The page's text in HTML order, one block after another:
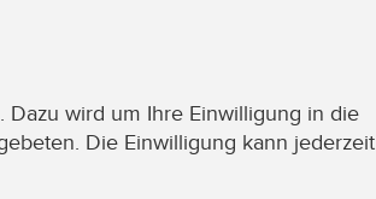
wird um Ihre Einwilligung in die
Die Einwilligung kann jederzeit